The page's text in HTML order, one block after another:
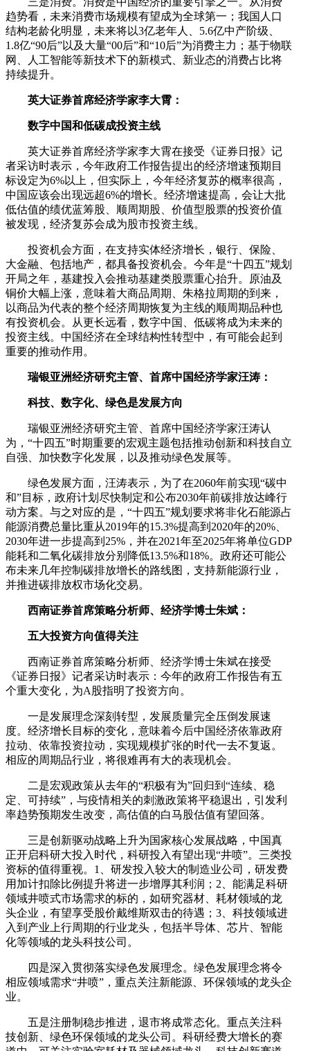
趋势看，未来消费市场规模有望成为全球第一；我国人口
结构老龄化明显，未来将以3亿老年人、5.6亿中产阶级、
1.8亿“90后”以及大量“00后”和“10后”为消费主力；基于物联
网、人工智能等新技术下的新模式、新业态的消费占比将
持续提升。
英大证券首席经济学家李大霄：
数字中国和低碳成投资主线
英大证券首席经济学家李大霄在接受《证券日报》记
者采访时表示，今年政府工作报告提出的经济增速预期目
标设定为6%以上，但实际上，今年经济复苏的概率很高，
中国应该会出现远超6%的增长。经济增速提高，会让大批
低估值的绩优蓝筹股、顺周期股、价值型股票的投资价值
被发现，经济复苏会成为股市投资主线。
投资机会方面，在支持实体经济增长，银行、保险、
大金融、包括地产，都具备投资机会。今年是“十四五”规划
开局之年，基建投入会推动基建类股票重心抬升。原油及
铜价大幅上涨，意味着大商品周期、朱格拉周期的到来，
以商品为代表的整个经济周期恢复为主线的顺周期品种也
有投资机会。从更长远看，数字中国、低碳将成为未来的
投资主线。中国经济在全球结构性转型中，有可能会起到
重要的推动作用。
瑞银亚洲经济研究主管、首席中国经济学家汪涛：
科技、数字化、绿色是发展方向
瑞银亚洲经济研究主管、首席中国经济学家汪涛认
为，“十四五”时期重要的宏观主题包括推动创新和科技自立
自强、加快数字化发展，以及推动绿色发展等。
绿色发展方面，汪涛表示，为了在2060年前实现“碳中
和”目标，政府计划尽快制定和公布2030年前碳排放达峰行
动方案。与之对应的是，“十四五”规划要求将非化石能源占
能源消费总量比重从2019年的15.3%提高到2020年的20%、
2030年进一步提高到25%，并在2021年至2025年将单位GDP
能耗和二氧化碳排放分别降低13.5%和18%。政府还可能公
布未来几年控制碳排放增长的路线图，支持新能源行业，
并推进碳排放权市场化交易。
西南证券首席策略分析师、经济学博士朱斌：
五大投资方向值得关注
西南证券首席策略分析师、经济学博士朱斌在接受
《证券日报》记者采访时表示：今年的政府工作报告有五
个重大变化，为A股指明了投资方向。
一是发展理念深刻转型，发展质量完全压倒发展速
度。经济增长目标的变化，意味着今后中国经济依靠政府
拉动、依靠投资拉动，实现规模扩张的时代一去不复返。
相应的周期品行业，将很难再有大的表现机会。
二是宏观政策从去年的“积极有为”回归到“连续、稳
定、可持续”，与疫情相关的刺激政策将平稳退出，引发利
率趋势预期发生改变，高估值的白马股估值有望回落。
三是创新驱动战略上升为国家核心发展战略，中国真
正开启科研大投入时代，科研投入有望出现“井喷”。三类投
资标的值得重视。1、研发投入较大的制造业公司，研发费
用加计扣除比例提升将进一步增厚其利润；2、能满足科研
领域井喷式市场需求的标的，如研究器材、耗材领域的龙
头企业，有望享受股价戴维斯双击的待遇；3、科技领域进
入到产业上行周期的行业龙头，包括半导体、芯片、智能
化等领域的龙头科技公司。
四是深入贯彻落实绿色发展理念。绿色发展理念将令
相应领域需求“井喷”，重点关注新能源、环保领域的龙头企
业。
五是注册制稳步推进，退市将成常态化。重点关注科
技创新、绿色环保领域的龙头公司。科研经费大增长的赛